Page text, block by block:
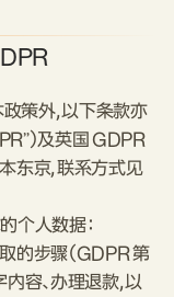
策外，以下条款亦
）及英国 GDPR
东京，联系方式见
个人数据：
的步骤（GDPR 第
容、办理退款，以